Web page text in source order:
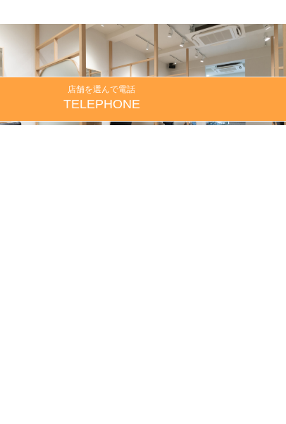
店舗を選んで電話
TELEPHONE